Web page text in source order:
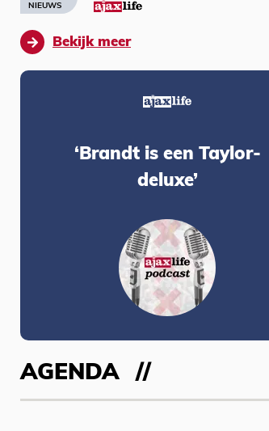
NIEUWS
Bekijk meer
‘Brandt is een Taylor-
deluxe’
AGENDA